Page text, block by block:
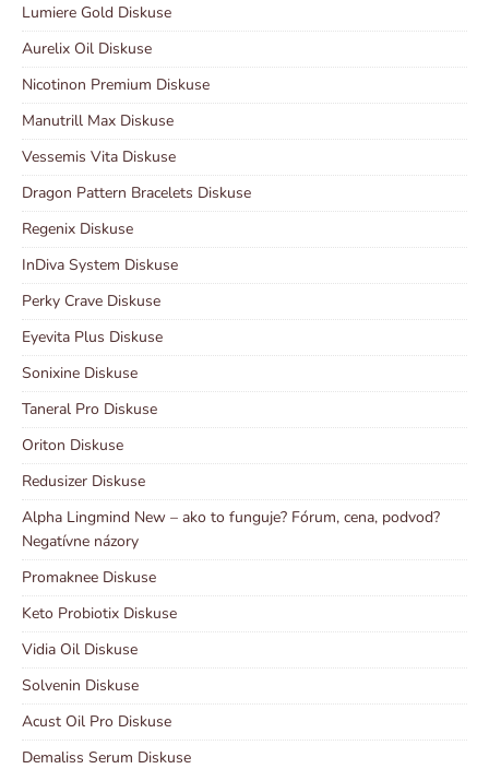
Lumiere Gold Diskuse
Aurelix Oil Diskuse
Nicotinon Premium Diskuse
Manutrill Max Diskuse
Vessemis Vita Diskuse
Dragon Pattern Bracelets Diskuse
Regenix Diskuse
InDiva System Diskuse
Perky Crave Diskuse
Eyevita Plus Diskuse
Sonixine Diskuse
Taneral Pro Diskuse
Oriton Diskuse
Redusizer Diskuse
Alpha Lingmind New – ako to funguje? Fórum, cena, podvod?
Negatívne názory
Promaknee Diskuse
Keto Probiotix Diskuse
Vidia Oil Diskuse
Solvenin Diskuse
Acust Oil Pro Diskuse
Demaliss Serum Diskuse